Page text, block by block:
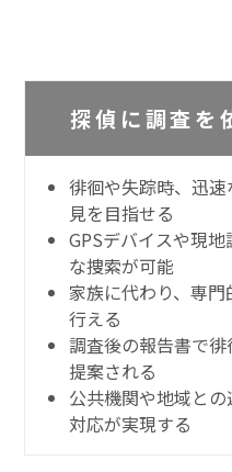
探偵に調査を
徘徊や失踪時、迅
見を目指せる
GPSデバイスや現
な捜索が可能
家族に代わり、専
行える
調査後の報告書で
提案される
公共機関や地域と
対応が実現する